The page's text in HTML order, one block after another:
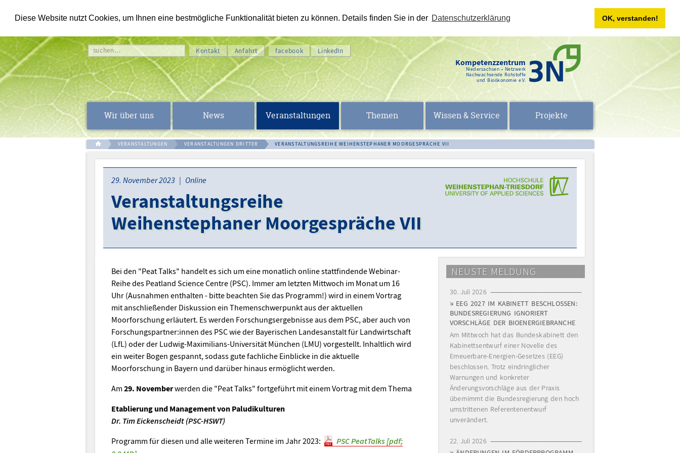
Diese Website nutzt Cookies, um Ihnen eine bestmögliche Funktionalität bieten zu können. Details finden Sie in der Datenschutzerklärung OK, verstanden!
Kompetenzzentrum
Niedersachsen • Netzwerk
Nachwachsende Rohstoffe
und Bioökonomie e.V.
suchen… Kontakt Anfahrt facebook LinkedIn
Wir über uns News Veranstaltungen Themen Wissen & Service Projekte
VERANSTALTUNGEN VERANSTALTUNGEN DRITTER VERANSTALTUNGSREIHE WEIHENSTEPHANER MOORGESPRÄCHE VII
29. November 2023 | Online
Veranstaltungsreihe
Weihenstephaner Moorgespräche VII
Bei den "Peat Talks" handelt es sich um eine monatlich online stattfindende Webinar-
Reihe des Peatland Science Centre (PSC). Immer am letzten Mittwoch im Monat um 16
Uhr (Ausnahmen enthalten - bitte beachten Sie das Programm!) wird in einem Vortrag
mit anschließender Diskussion ein Themenschwerpunkt aus der aktuellen
Moorforschung erläutert. Es werden Forschungsergebnisse aus dem PSC, aber auch von
Forschungspartner:innen des PSC wie der Bayerischen Landesanstalt für Landwirtschaft
(LfL) oder der Ludwig-Maximilians-Universität München (LMU) vorgestellt. Inhaltlich wird
ein weiter Bogen gespannt, sodass gute fachliche Einblicke in die aktuelle
Moorforschung in Bayern und darüber hinaus ermöglicht werden.
Am 29. Novemberwerden die "Peat Talks" fortgeführt mit einem Vortrag mit dem Thema
Etablierung und Management von Paludikulturen
Dr. Tim Eickenscheidt (PSC-HSWT)
Programm für diesen und alle weiteren Termine im Jahr 2023:
PSC PeatTalks [pdf;
NEUSTE MELDUNG
30. Juli 2026
EEG 2027 IM KABINETT BESCHLOSSEN:
BUNDESREGIERUNG IGNORIERT
VORSCHLÄGE DER BIOENERGIEBRANCHE
Am Mittwoch hat das Bundeskabinett den
Kabinettsentwurf einer Novelle des
Erneuerbare-Energien-Gesetzes (EEG)
beschlossen. Trotz eindringlicher
Warnungen und konkreter
Änderungsvorschläge aus der Praxis
übernimmt die Bundesregierung den hoch
umstrittenen Referentenentwurf
unverändert.
22. Juli 2026